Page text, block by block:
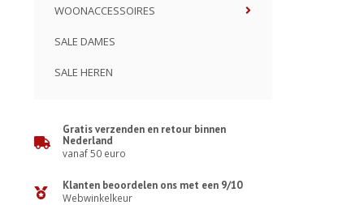
WOONACCESSOIRES
SALE DAMES
SALE HEREN
Gratis verzenden en retour binnen
Nederland
vanaf 50 euro
Klanten beoordelen ons met een 9/10
Webwinkelkeur